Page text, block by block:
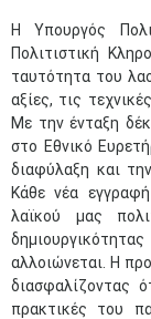
Η Υπουργός
Πολιτιστική
ταυτότητα του
αξίες, τις
Με την ένταξη
στο Εθνικό
διαφύλαξη και
Κάθε νέα
λαϊκού μας
αλλοιώνεται. Η
διασφαλίζοντας
πρακτικές του